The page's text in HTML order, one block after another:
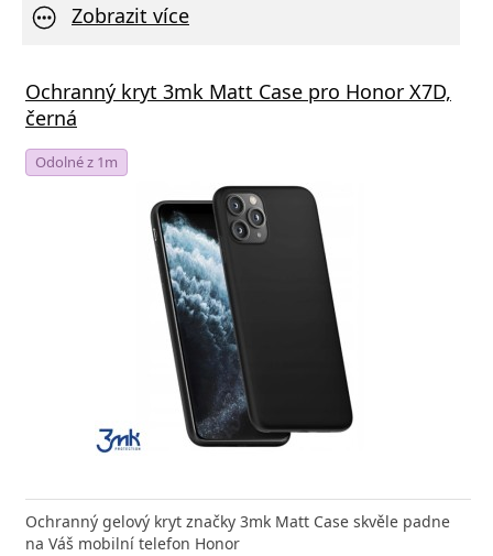
Zobrazit více
Ochranný kryt 3mk Matt Case pro Honor X7D,
černá
Odolné z 1m
Ochranný gelový kryt značky 3mk Matt Case skvěle padne
na Váš mobilní telefon Honor